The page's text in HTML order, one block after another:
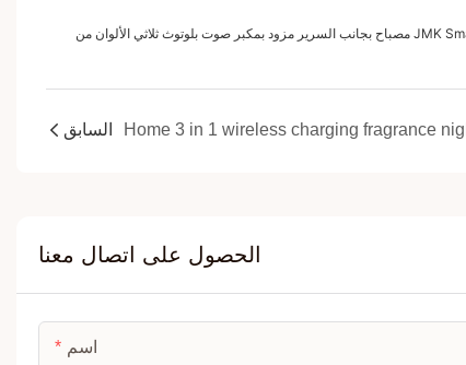
السابق
الحصول على اتصال معنا
اسم